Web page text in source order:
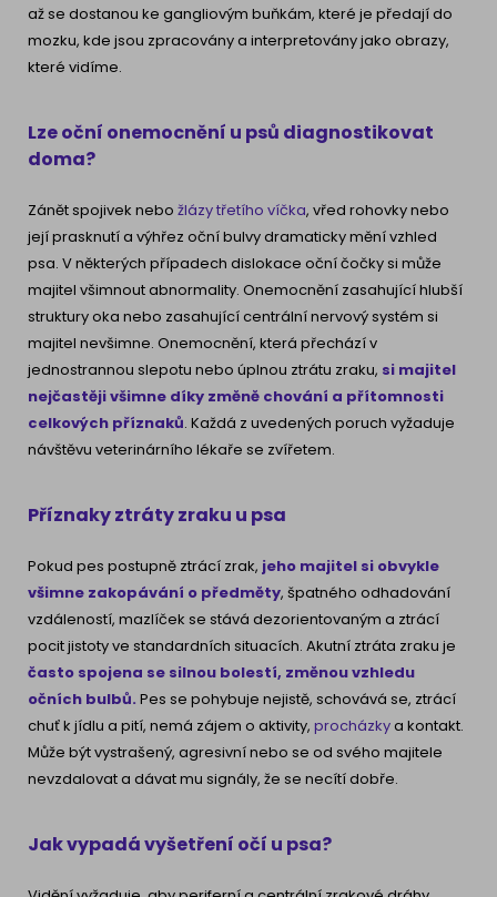
až se dostanou ke gangliovým buňkám, které je předají do
mozku, kde jsou zpracovány a interpretovány jako obrazy,
které vidíme.
Lze oční onemocnění u psů diagnostikovat
doma?
Zánět spojivek nebo žlázy třetího víčka, vřed rohovky nebo
její prasknutí a výhřez oční bulvy dramaticky mění vzhled
psa. V některých případech dislokace oční čočky si může
majitel všimnout abnormality. Onemocnění zasahující hlubší
struktury oka nebo zasahující centrální nervový systém si
majitel nevšimne. Onemocnění, která přechází v
jednostrannou slepotu nebo úplnou ztrátu zraku, si majitel
nejčastěji všimne díky změně chování a přítomnosti
celkových příznaků. Každá z uvedených poruch vyžaduje
návštěvu veterinárního lékaře se zvířetem.
Příznaky ztráty zraku u psa
Pokud pes postupně ztrácí zrak, jeho majitel si obvykle
všimne zakopávání o předměty, špatného odhadování
vzdáleností, mazlíček se stává dezorientovaným a ztrácí
pocit jistoty ve standardních situacích. Akutní ztráta zraku je
často spojena se silnou bolestí, změnou vzhledu
očních bulbů. Pes se pohybuje nejistě, schovává se, ztrácí
chuť k jídlu a pití, nemá zájem o aktivity, procházkya kontakt.
Může být vystrašený, agresivní nebo se od svého majitele
nevzdalovat a dávat mu signály, že se necítí dobře.
Jak vypadá vyšetření očí u psa?